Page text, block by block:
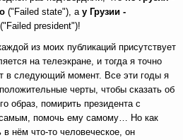
("Failed state"), а у Грузии -
("Failed president")!
из моих публикаций присутствует
на телеэкране, и тогда я точно
в следующий момент. Все эти годы я
черты, чтобы сказать об
образ, помирить президента с
помочь ему самому… Но как
нём что-то человеческое, он